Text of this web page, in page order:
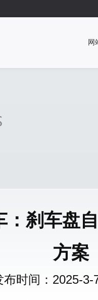
网
：刹车盘
方案
布时间：2025-3-